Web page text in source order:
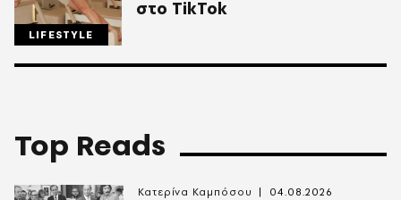
LIFESTYLE
στο TikTok
Top Reads
Κατερίνα Καμπόσου 04.08.2026